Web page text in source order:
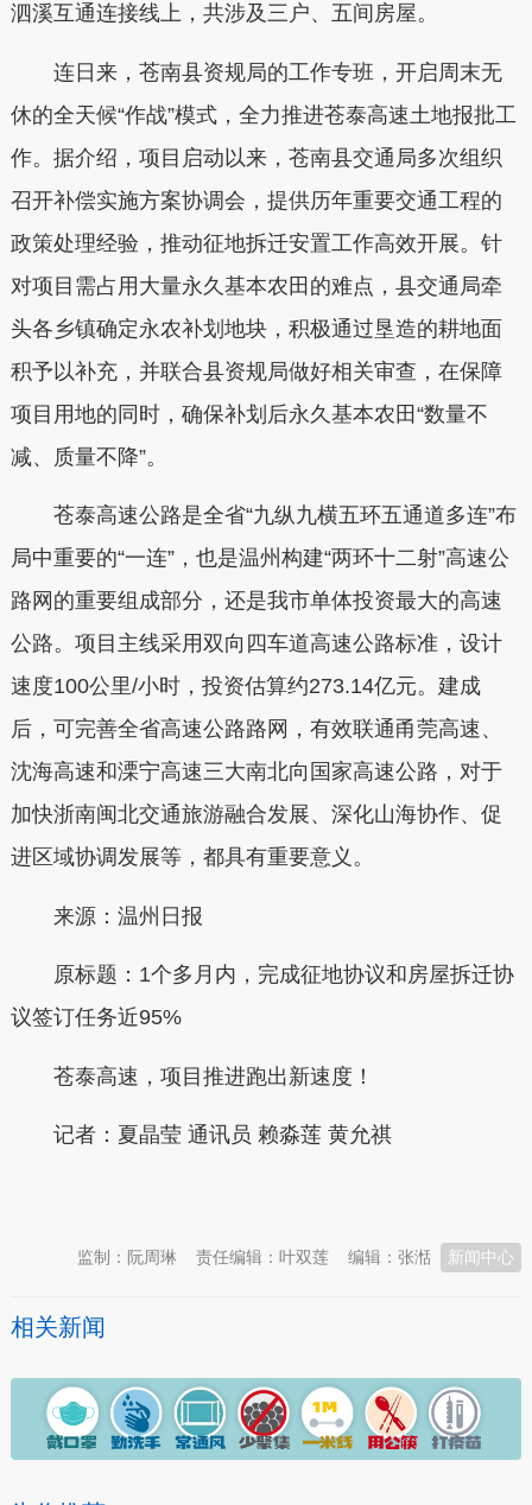
泗溪互通连接线上，共涉及三户、五间房屋。
连日来，苍南县资规局的工作专班，开启周末无
休的全天候“作战”模式，全力推进苍泰高速土地报批工
作。据介绍，项目启动以来，苍南县交通局多次组织
召开补偿实施方案协调会，提供历年重要交通工程的
政策处理经验，推动征地拆迁安置工作高效开展。针
对项目需占用大量永久基本农田的难点，县交通局牵
头各乡镇确定永农补划地块，积极通过垦造的耕地面
积予以补充，并联合县资规局做好相关审查，在保障
项目用地的同时，确保补划后永久基本农田“数量不
减、质量不降”。
苍泰高速公路是全省“九纵九横五环五通道多连”布
局中重要的“一连”，也是温州构建“两环十二射”高速公
路网的重要组成部分，还是我市单体投资最大的高速
公路。项目主线采用双向四车道高速公路标准，设计
速度100公里/小时，投资估算约273.14亿元。建成
后，可完善全省高速公路路网，有效联通甬莞高速、
沈海高速和溧宁高速三大南北向国家高速公路，对于
加快浙南闽北交通旅游融合发展、深化山海协作、促
进区域协调发展等，都具有重要意义。
来源：温州日报
原标题：1个多月内，完成征地协议和房屋拆迁协
议签订任务近95%
苍泰高速，项目推进跑出新速度！
记者：夏晶莹 通讯员 赖淼莲 黄允祺
新闻中心
编辑：张湉
责任编辑：叶双莲
监制：阮周琳
相关新闻